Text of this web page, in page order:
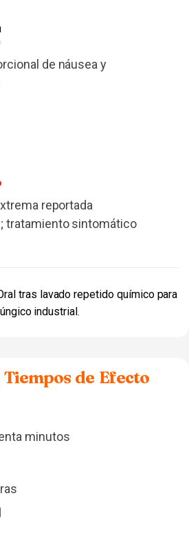
de náusea y
reportada
tratamiento sintomático
tras lavado repetido químico para
industrial.
de Efecto
minutos